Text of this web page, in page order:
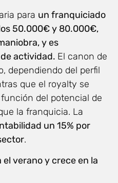
para un franquiciado
50.000€ y 80.000€,
y es
actividad. El canon de
dependiendo del perfil
que el royalty se
del potencial de
la franquicia. La
un 15% por
.
verano y crece en la